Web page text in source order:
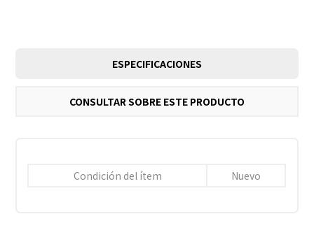
ESPECIFICACIONES
CONSULTAR SOBRE ESTE PRODUCTO
Condición del ítem Nuevo